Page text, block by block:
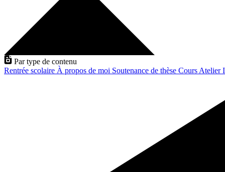
Par type de contenu
Rentrée scolaire À propos de moi Soutenance de thèse Cours Atelier